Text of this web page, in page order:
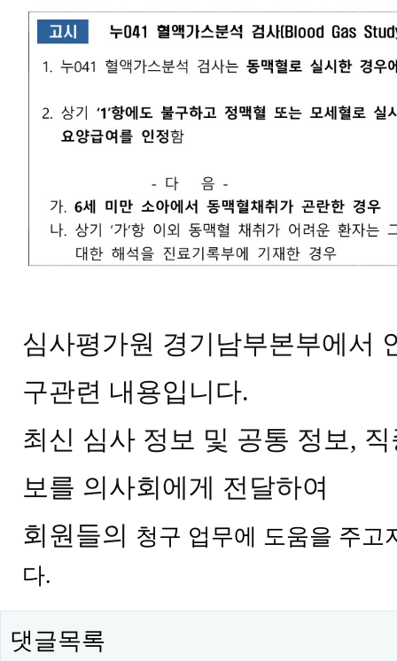
심사평가원 경기남부본부에서
구관련 내용입니다.
최신 심사 정보 및 공통 정보,
보를 의사회에게 전달하여
회원들의 청구 업무에 도움을 주고
다.
댓글목록